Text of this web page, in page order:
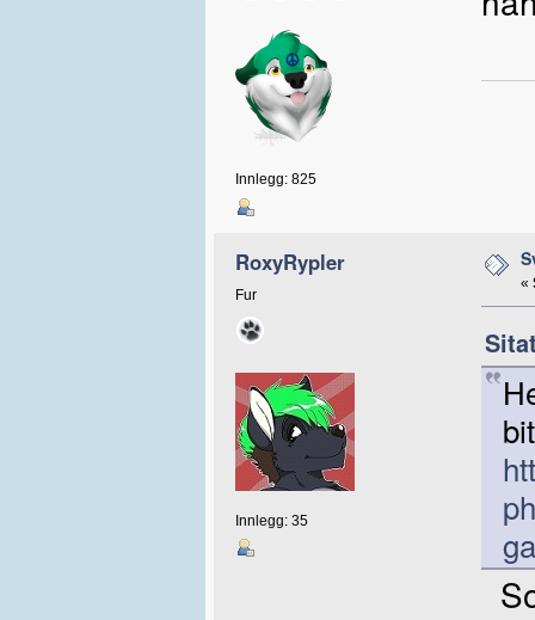
Innlegg: 825
RoxyRypler
Fur
Innlegg: 35
«